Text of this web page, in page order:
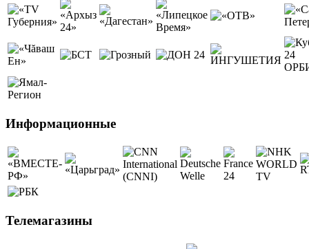
Информационные
Телемагазины